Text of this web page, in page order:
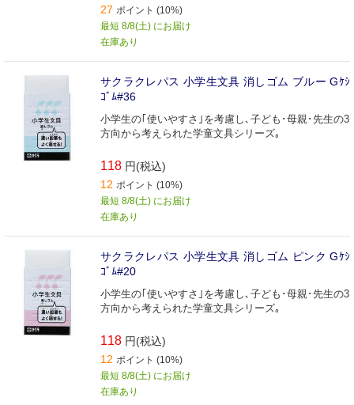
27 ポイント (10%)
最短 8/8(土) にお届け
在庫あり
サクラクレパス 小学生文具 消しゴム ブルー Gｹｼ
ｺﾞﾑ#36
小学生の｢使いやすさ｣を考慮し､子ども･母親･先生の3
方向から考えられた学童文具シリーズ｡
118 円(税込)
12 ポイント (10%)
最短 8/8(土) にお届け
在庫あり
サクラクレパス 小学生文具 消しゴム ピンク Gｹｼ
ｺﾞﾑ#20
小学生の｢使いやすさ｣を考慮し､子ども･母親･先生の3
方向から考えられた学童文具シリーズ｡
118 円(税込)
12 ポイント (10%)
最短 8/8(土) にお届け
在庫あり